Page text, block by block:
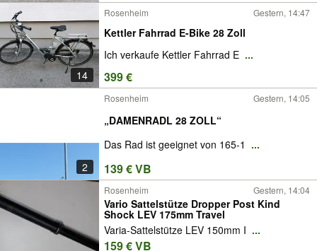
14
Rosenheim Gestern, 14:47
Kettler Fahrrad E-Bike 28 Zoll
Ich verkaufe Kettler Fahrrad E ...
399 €
2
Rosenheim Gestern, 14:05
„DAMENRADL 28 ZOLL“
Das Rad ist geeignet von 165-1 ...
139 € VB
Rosenheim Gestern, 14:04
Vario Sattelstütze Dropper Post Kind
Shock LEV 175mm Travel
Varia-Sattelstütze LEV 150mm I ...
159 € VB